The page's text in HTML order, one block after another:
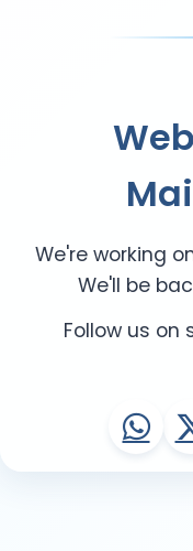
We're working
We'll be
Follow us